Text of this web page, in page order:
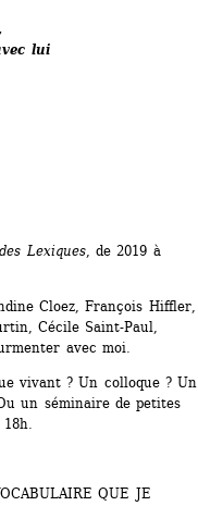
lui
Lexiques, de 2019 à
Cloez, François Hiffler,
Cécile Saint-Paul,
avec moi.
vivant ? Un colloque ? Un
un séminaire de petites
QUE JE